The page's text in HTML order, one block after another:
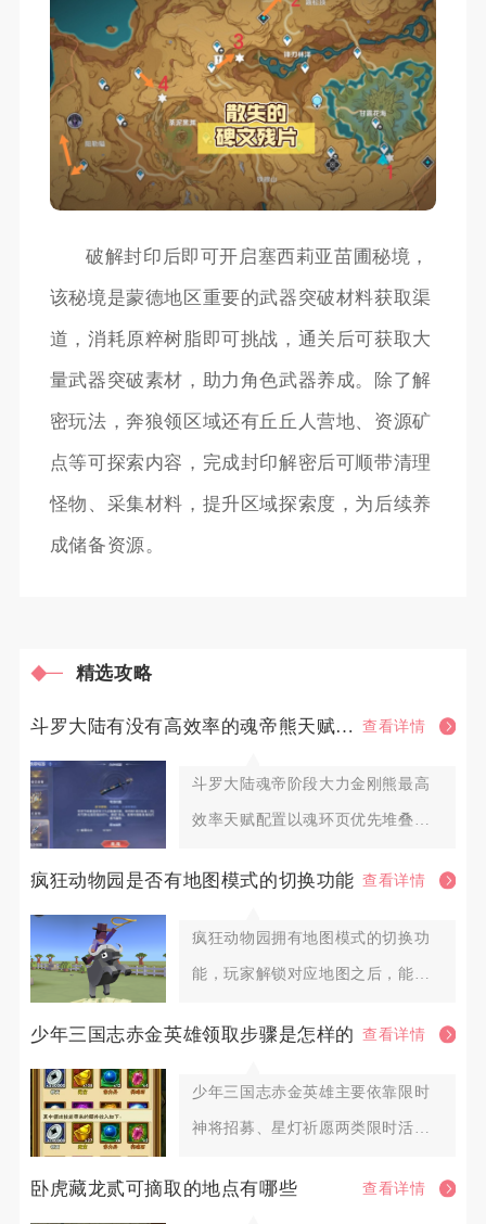
破解封印后即可开启塞西莉亚苗圃秘境，
该秘境是蒙德地区重要的武器突破材料获取渠
道，消耗原粹树脂即可挑战，通关后可获取大
量武器突破素材，助力角色武器养成。除了解
密玩法，奔狼领区域还有丘丘人营地、资源矿
点等可探索内容，完成封印解密后可顺带清理
怪物、采集材料，提升区域探索度，为后续养
成储备资源。
精选攻略
斗罗大陆有没有高效率的魂帝熊天赋点配置策略 查看详情
斗罗大陆魂帝阶段大力金刚熊最高
效率天赋配置以魂环页优先堆叠承
疯狂动物园是否有地图模式的切换功能 查看详情
疯狂动物园拥有地图模式的切换功
能，玩家解锁对应地图之后，能够
少年三国志赤金英雄领取步骤是怎样的 查看详情
少年三国志赤金英雄主要依靠限时
神将招募、星灯祈愿两类限时活动
卧虎藏龙贰可摘取的地点有哪些 查看详情